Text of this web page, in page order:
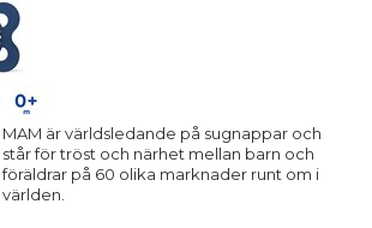
MAM är världsledande på sugnappar och
står för tröst och närhet mellan barn och
föräldrar på 60 olika marknader runt om i
världen.